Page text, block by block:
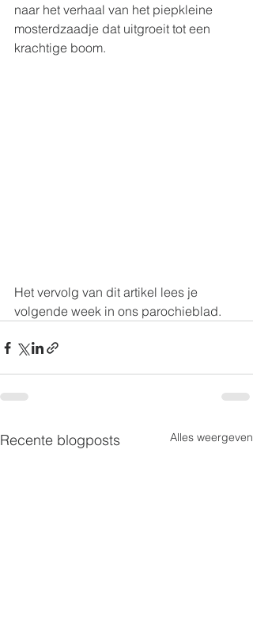
naar het verhaal van het piepkleine
mosterdzaadje dat uitgroeit tot een
krachtige boom.
Het vervolg van dit artikel lees je
volgende week in ons parochieblad.
Recente blogposts Alles weergeven